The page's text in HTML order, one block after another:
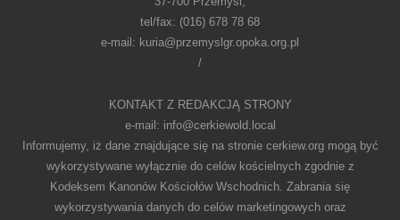
tel/fax: (016) 678 78 68
e-mail: kuria@przemyslgr.opoka.org.pl
/
KONTAKT Z REDAKCJĄ STRONY
e-mail: info@cerkiewold.local
Informujemy, iż dane znajdujące się na stronie cerkiew.org mogą być
wykorzystywane wyłącznie do celów kościelnych zgodnie z
Kodeksem Kanonów Kościołów Wschodnich. Zabrania się
wykorzystywania danych do celów marketingowych oraz